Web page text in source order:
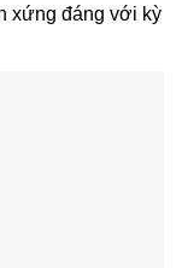
xứng đáng với kỳ